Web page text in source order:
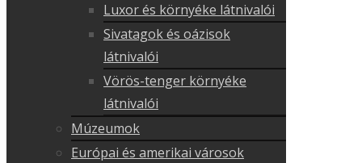
Luxor és környéke látnivalói
Sivatagok és oázisok
látnivalói
Vörös-tenger környéke
látnivalói
Múzeumok
Európai és amerikai városok